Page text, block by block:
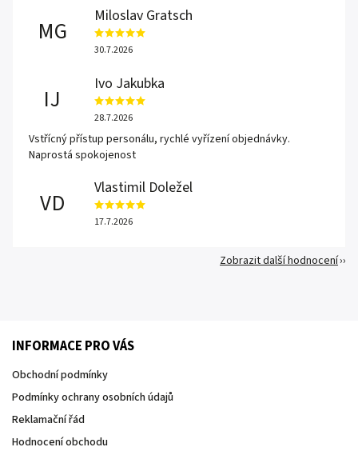
MG
Miloslav Gratsch
30.7.2026
IJ
Ivo Jakubka
28.7.2026
Vstřícný přístup personálu, rychlé vyřízení objednávky.
Naprostá spokojenost
VD
Vlastimil Doležel
17.7.2026
Zobrazit další hodnocení
INFORMACE PRO VÁS
Obchodní podmínky
Podmínky ochrany osobních údajů
Reklamační řád
Hodnocení obchodu